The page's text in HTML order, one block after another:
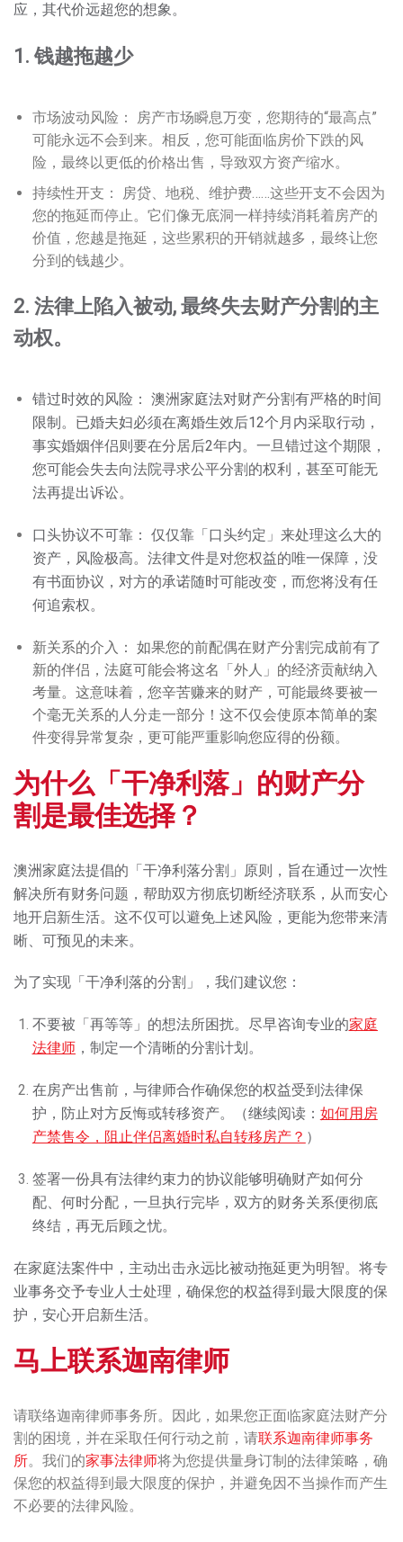
应，其代价远超您的想象。
1. 钱越拖越少
市场波动风险： 房产市场瞬息万变，您期待的“最高点”
可能永远不会到来。相反，您可能面临房价下跌的风
险，最终以更低的价格出售，导致双方资产缩水。
持续性开支： 房贷、地税、维护费……这些开支不会因为
您的拖延而停止。它们像无底洞一样持续消耗着房产的
价值，您越是拖延，这些累积的开销就越多，最终让您
分到的钱越少。
2. 法律上陷入被动, 最终失去财产分割的主
动权。
错过时效的风险： 澳洲家庭法对财产分割有严格的时间
限制。已婚夫妇必须在离婚生效后12个月内采取行动，
事实婚姻伴侣则要在分居后2年内。一旦错过这个期限，
您可能会失去向法院寻求公平分割的权利，甚至可能无
法再提出诉讼。
口头协议不可靠： 仅仅靠「口头约定」来处理这么大的
资产，风险极高。法律文件是对您权益的唯一保障，没
有书面协议，对方的承诺随时可能改变，而您将没有任
何追索权。
新关系的介入： 如果您的前配偶在财产分割完成前有了
新的伴侣，法庭可能会将这名「外人」的经济贡献纳入
考量。这意味着，您辛苦赚来的财产，可能最终要被一
个毫无关系的人分走一部分！这不仅会使原本简单的案
件变得异常复杂，更可能严重影响您应得的份额。
为什么「干净利落」的财产分
割是最佳选择？
澳洲家庭法提倡的「干净利落分割」原则，旨在通过一次性
解决所有财务问题，帮助双方彻底切断经济联系，从而安心
地开启新生活。这不仅可以避免上述风险，更能为您带来清
晰、可预见的未来。
为了实现「干净利落的分割」，我们建议您：
不要被「再等等」的想法所困扰。尽早咨询专业的家庭
法律师，制定一个清晰的分割计划。
在房产出售前，与律师合作确保您的权益受到法律保
护，防止对方反悔或转移资产。（继续阅读： 如何用房
产禁售令，阻止伴侣离婚时私自转移房产？ ）
签署一份具有法律约束力的协议能够明确财产如何分
配、何时分配，一旦执行完毕，双方的财务关系便彻底
终结，再无后顾之忧。
在家庭法案件中，主动出击永远比被动拖延更为明智。将专
业事务交予专业人士处理，确保您的权益得到最大限度的保
护，安心开启新生活。
马上联系迦南律师
请联络迦南律师事务所。因此，如果您正面临家庭法财产分
割的困境，并在采取任何行动之前，请联系迦南律师事务
所。我们的家事法律师将为您提供量身订制的法律策略，确
保您的权益得到最大限度的保护，并避免因不当操作而产生
不必要的法律风险。